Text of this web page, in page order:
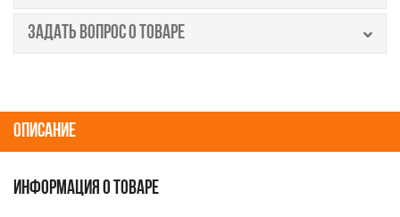
ЗАДАТЬ ВОПРОС О ТОВАРЕ
ОПИСАНИЕ
ИНФОРМАЦИЯ О ТОВАРЕ